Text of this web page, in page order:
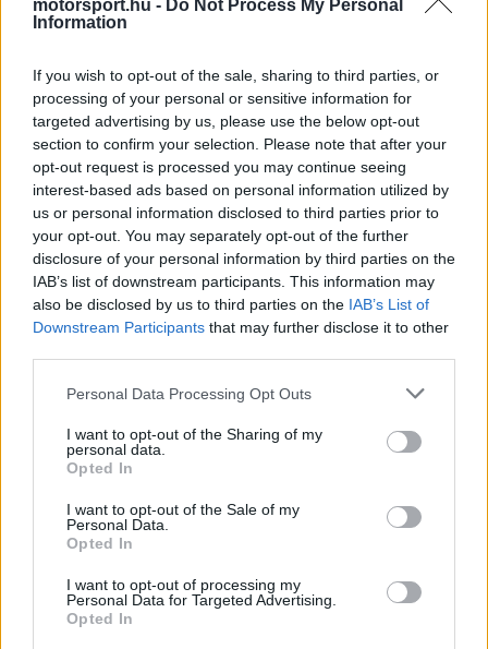
motorsport.hu - Do Not Process My Personal
Information
If you wish to opt-out of the sale, sharing to third parties, or
processing of your personal or sensitive information for
targeted advertising by us, please use the below opt-out
section to confirm your selection. Please note that after your
opt-out request is processed you may continue seeing
interest-based ads based on personal information utilized by
us or personal information disclosed to third parties prior to
your opt-out. You may separately opt-out of the further
disclosure of your personal information by third parties on the
IAB’s list of downstream participants. This information may
also be disclosed by us to third parties on the IAB’s List of
Downstream Participants that may further disclose it to other
Please note that this website/app uses one or more Google
not limited to your visit or usage behaviour. You may click to
grant or deny consent to Google and its third-party tags to
use your data for below specified purposes in below Google
consent section.
Personal Data Processing Opt Outs
I want to opt-out of the Sharing of my
personal data.
Opted In
I want to opt-out of the Sale of my
Personal Data.
Opted In
I want to opt-out of processing my
Personal Data for Targeted Advertising.
Opted In
Video
a
window.
Steiner a The Red Flags podcast vendégeként
fejtette ki meglehetősen sarkos véleményét a
kialakult helyzetről.
EZEKET IS AJÁNLJUK
Christian Horner lehet a Williams
ahol a győzelemért harcolhatna